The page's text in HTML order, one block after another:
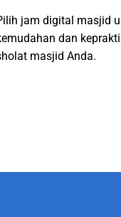
jam digital masjid
dan
masjid Anda.